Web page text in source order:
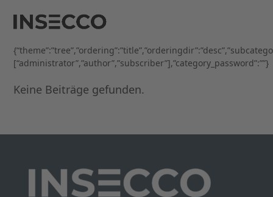
content
mobile
menu
mobile
menu
[“administrator”,”author”,”subscriber”],”category_password”:””}
Keine Beiträge gefunden.